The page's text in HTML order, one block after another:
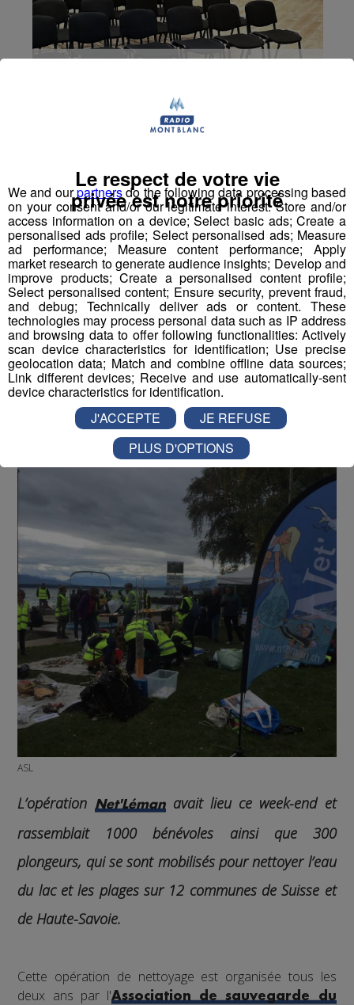
Lac Léman : 3,4 tonnes de déchets
ramassés ce week-end
Publié par La Rédaction Radio Mont Blanc -5 octobre 2020 à
09h29-Mis à jour le 5 octobre 2020 à 14h12
Radio Mont Blanc
Actus
Environnement
ASL
L’opération Net'Lémanavait lieu ce week-end et
rassemblait 1000 bénévoles ainsi que 300
plongeurs, qui se sont mobilisés pour nettoyer l’eau
du lac et les plages sur 12 communes de Suisse et
de Haute-Savoie.
Cette opération de nettoyage est organisée tous les
deux ans par l'Association de sauvegarde du
We and ourpartnersdo the following data processing based
on your consent and/or our legitimate interest: Store and/or
access information on a device; Select basic ads; Create a
personalised ads profile; Select personalised ads; Measure
ad performance; Measure content performance; Apply
market research to generate audience insights; Develop and
improve products; Create a personalised content profile;
Select personalised content; Ensure security, prevent fraud,
and debug; Technically deliver ads or content. These
technologies may process personal data such as IP address
and browsing data to offer following functionalities: Actively
scan device characteristics for identification; Use precise
geolocation data; Match and combine offline data sources;
Link different devices; Receive and use automatically-sent
device characteristics for identification.
Le respect de votre vie
privée est notre priorité
J'ACCEPTE
JE REFUSE
PLUS D'OPTIONS